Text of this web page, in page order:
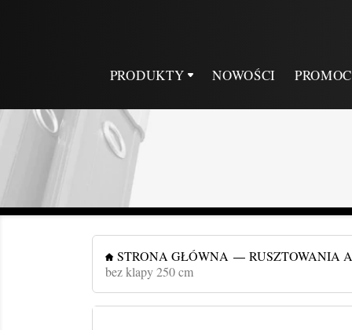
PRODUKTY NOWOŚCI
STRONA GŁÓWNA
RUSZTOWANIA
bez klapy 250 cm